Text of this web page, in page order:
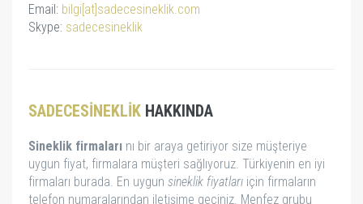
Email: bilgi[at]sadecesineklik.com
Skype: sadecesineklik
SADECESINEKLIK HAKKINDA
Sineklik firmaları nı bir araya getiriyor size müşteriye
uygun fiyat, firmalara müşteri sağlıyoruz. Türkiyenin en iyi
firmaları burada. En uygun sineklik fiyatları için firmaların
telefon numaralarından iletişime geçiniz. Menfez grubu